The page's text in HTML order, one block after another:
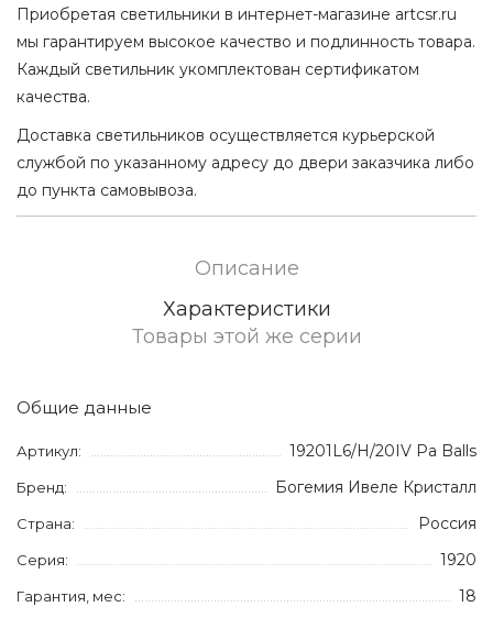
Приобретая светильники в интернет-магазине artcsr.ru
мы гарантируем высокое качество и подлинность товара.
Каждый светильник укомплектован сертификатом
качества.
Доставка светильников осуществляется курьерской
службой по указанному адресу до двери заказчика либо
до пункта самовывоза.
Описание
Характеристики
Товары этой же серии
Общие данные
Артикул: 19201L6/H/20IV Pa Balls
Бренд: Богемия Ивеле Кристалл
Страна: Россия
Серия: 1920
Гарантия, мес: 18